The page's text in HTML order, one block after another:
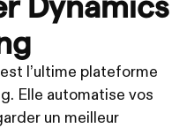
l’ultime plateforme
Elle automatise vos
un meilleur